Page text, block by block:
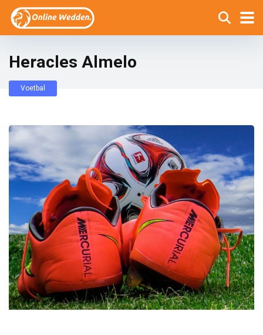
Heracles Almelo
Voetbal